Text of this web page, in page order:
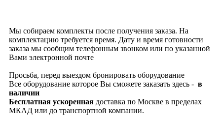
Мы собираем комплекты после получения заказа. На
комплектацию требуется время. Дату и время готовности
заказа мы сообщим телефонным звонком или по указанной
Вами электронной почте
Просьба, перед выездом бронировать оборудование
Все оборудование которое Вы сможете заказать здесь - в
наличии
Бесплатная ускоренная доставка по Москве в пределах
МКАД или до транспортной компании.